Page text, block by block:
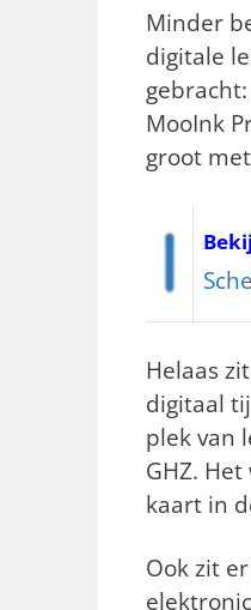
Minder
digitale
MooInk
groot
Helaas
digitaal
plek van
GHZ.
kaart in
Ook zit